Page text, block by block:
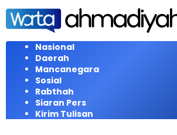
Langsung
konten
Nasional
Daerah
Mancanegara
Sosial
Rabthah
Siaran Pers
Kirim Tulisan